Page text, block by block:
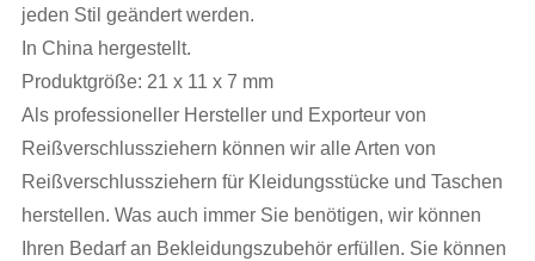
jeden Stil geändert werden.
In China hergestellt.
Produktgröße: 21 x 11 x 7 mm
Als professioneller Hersteller und Exporteur von
Reißverschlussziehern können wir alle Arten von
Reißverschlussziehern für Kleidungsstücke und Taschen
herstellen. Was auch immer Sie benötigen, wir können
Ihren Bedarf an Bekleidungszubehör erfüllen. Sie können